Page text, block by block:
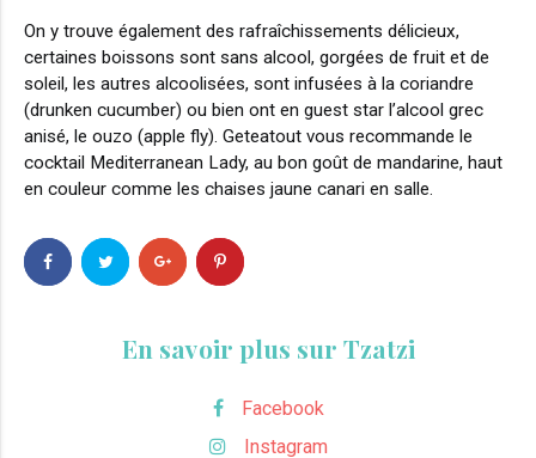
On y trouve également des rafraîchissements délicieux,
certaines boissons sont sans alcool, gorgées de fruit et de
soleil, les autres alcoolisées, sont infusées à la coriandre
(drunken cucumber) ou bien ont en guest star l’alcool grec
anisé, le ouzo (apple fly). Geteatout vous recommande le
cocktail Mediterranean Lady, au bon goût de mandarine, haut
en couleur comme les chaises jaune canari en salle.
En savoir plus sur Tzatzi
Facebook
Instagram